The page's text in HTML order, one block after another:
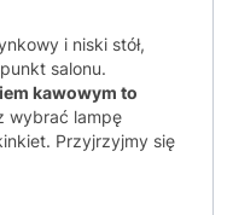
i niski stół,
salonu.
kawowym to
wybrać lampę
Przyjrzyjmy się